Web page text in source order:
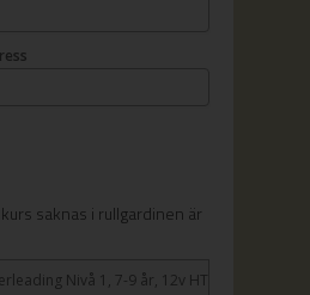
saknas i rullgardinen är
Nivå 1, 7-9 år, 12v HT